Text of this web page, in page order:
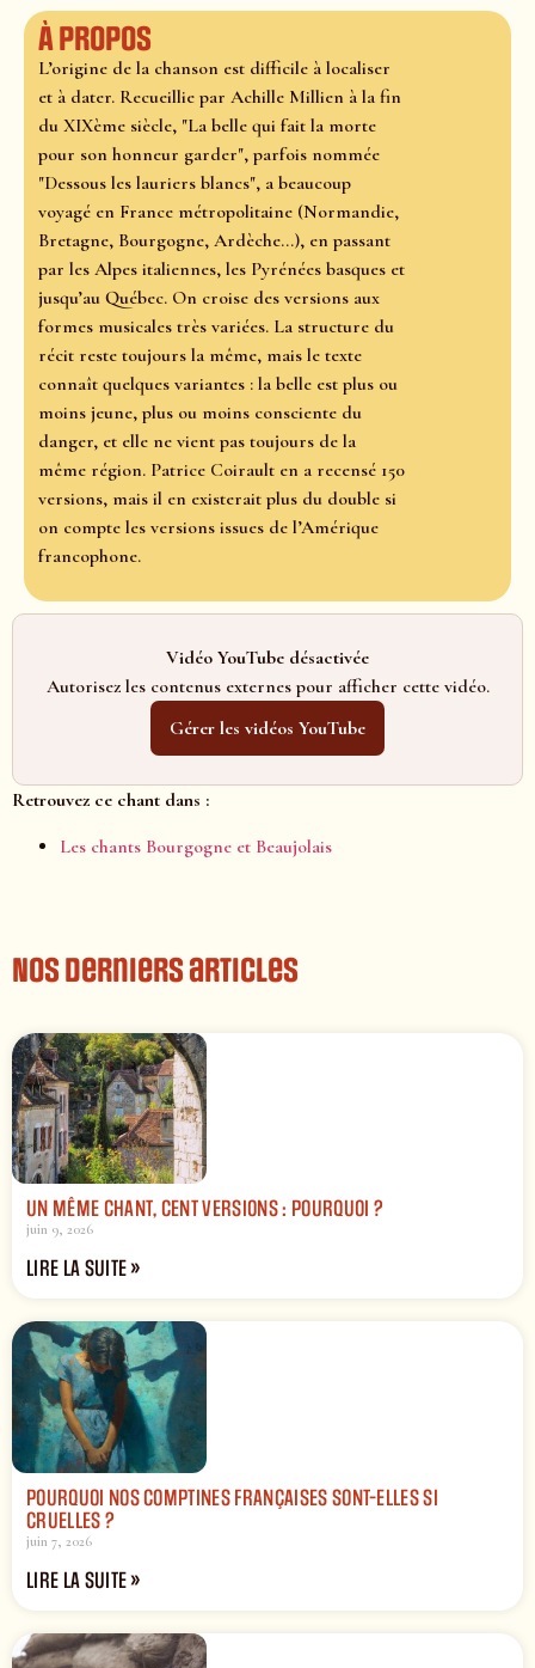
À propos
L’origine de la chanson est difficile à localiser
et à dater. Recueillie par Achille Millien à la fin
du XIXème siècle, "La belle qui fait la morte
pour son honneur garder", parfois nommée
"Dessous les lauriers blancs", a beaucoup
voyagé en France métropolitaine (Normandie,
Bretagne, Bourgogne, Ardèche...), en passant
par les Alpes italiennes, les Pyrénées basques et
jusqu’au Québec. On croise des versions aux
formes musicales très variées. La structure du
récit reste toujours la même, mais le texte
connaît quelques variantes : la belle est plus ou
moins jeune, plus ou moins consciente du
danger, et elle ne vient pas toujours de la
même région. Patrice Coirault en a recensé 150
versions, mais il en existerait plus du double si
on compte les versions issues de l’Amérique
francophone.
Vidéo YouTube désactivée
Autorisez les contenus externes pour afficher cette vidéo.
Gérer les vidéos YouTube
Retrouvez ce chant dans :
Les chants Bourgogne et Beaujolais
Nos derniers articles
UN MÊME CHANT, CENT VERSIONS : POURQUOI ?
juin 9, 2026
LIRE LA SUITE »
POURQUOI NOS COMPTINES FRANÇAISES SONT-ELLES SI
CRUELLES ?
juin 7, 2026
LIRE LA SUITE »